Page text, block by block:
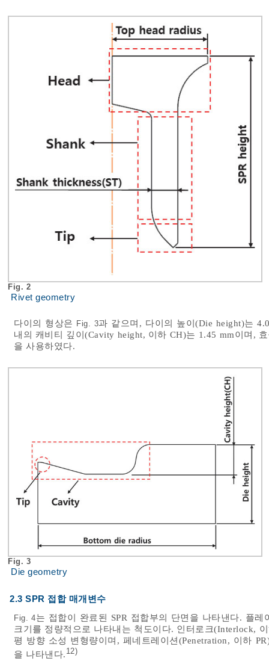
Fig. 2
Rivet geometry
다이의 형상은 Fig. 3과 같으며, 다이의 높이(Die height)는
내의 캐비티 깊이(Cavity height, 이하 CH)는 1.45 mm이며,
을 사용하였다.
Fig. 3
Die geometry
2.3 SPR 접합 매개변수
Fig. 4는 접합이 완료된 SPR 접합부의 단면을 나타낸다. 플
크기를 정량적으로 나타내는 척도이다. 인터로크(Interlock,
평 방향 소성 변형량이며, 페네트레이션(Penetration, 이하
을 나타낸다. 12)